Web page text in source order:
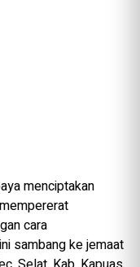
menciptakan
cara
sambang ke jemaat